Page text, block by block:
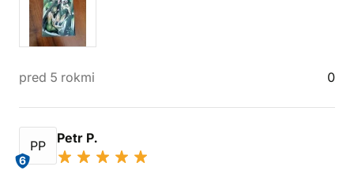
pred 5 rokmi 0
PP
6
Petr P.